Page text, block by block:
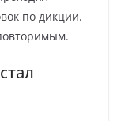
по дикции.